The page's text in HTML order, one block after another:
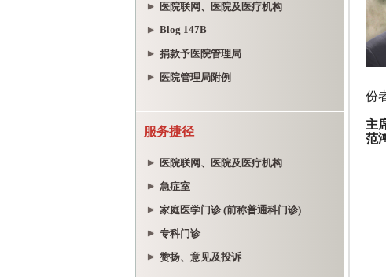
医院联网、医院及医疗机构
Blog 147B
捐款予医院管理局
医院管理局附例
服务捷径
医院联网、医院及医疗机构
急症室
家庭医学门诊 (前称普通科门诊)
专科门诊
赞扬、意见及投诉